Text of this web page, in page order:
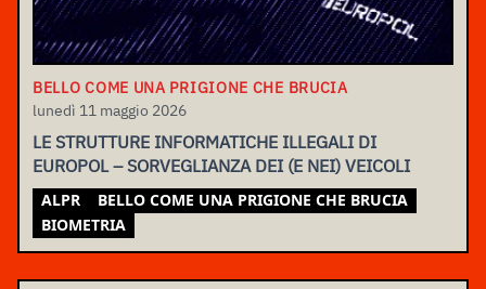
BELLO COME UNA PRIGIONE CHE BRUCIA
lunedì 11 maggio 2026
LE STRUTTURE INFORMATICHE ILLEGALI DI
EUROPOL – SORVEGLIANZA DEI (E NEI) VEICOLI
ALPR
BELLO COME UNA PRIGIONE CHE BRUCIA
BIOMETRIA